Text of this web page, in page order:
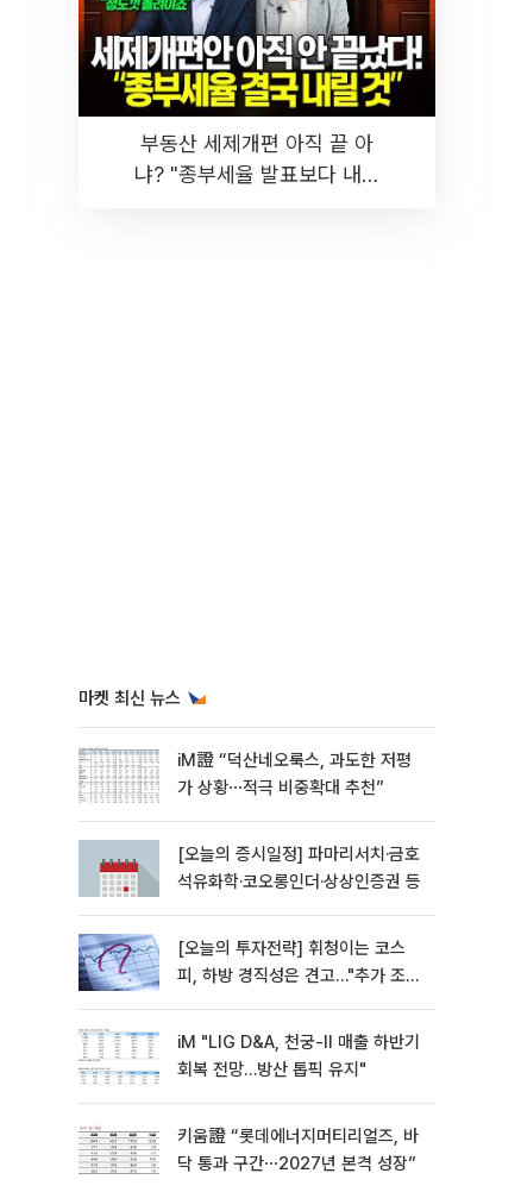
부동산 세제개편 아직 끝 아
냐? "종부세율 발표보다 내릴
마켓 최신 뉴스
iM證 “덕산네오룩스, 과도한 저평
가 상황⋯적극 비중확대 추천”
[오늘의 증시일정] 파마리서치·금호
석유화학·코오롱인더·상상인증권 등
[오늘의 투자전략] 휘청이는 코스
피, 하방 경직성은 견고…"추가 조정
iM "LIG D&A, 천궁-II 매출 하반기
회복 전망…방산 톱픽 유지"
키움證 “롯데에너지머티리얼즈, 바
닥 통과 구간⋯2027년 본격 성장”